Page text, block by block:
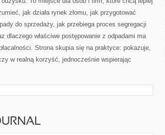
jak działa rynek złomu, jak przygotować
do sprzedaży, jak przebiega proces segregacji
dlaczego właściwe postępowanie z odpadami ma
Strona skupia się na praktyce: pokazuje,
w realną korzyść, jednocześnie wspierając